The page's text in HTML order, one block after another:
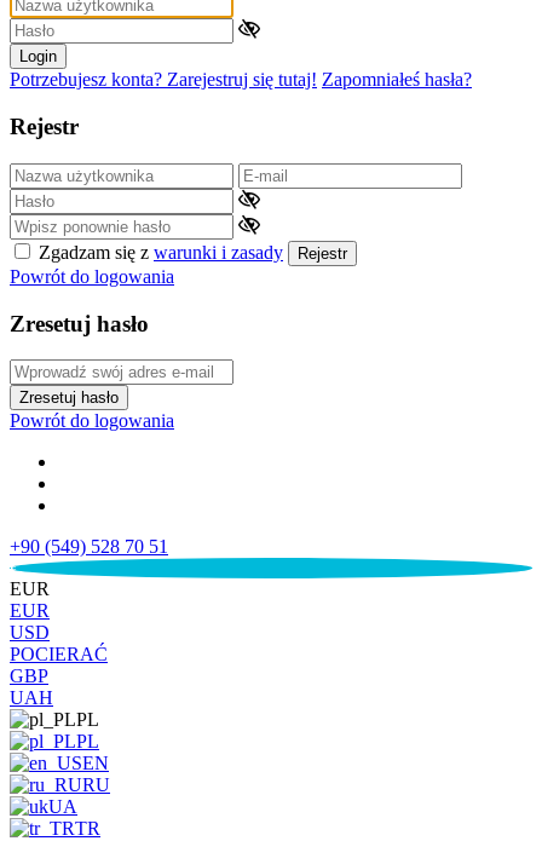
Login
Potrzebujesz konta? Zarejestruj się tutaj! Zapomniałeś hasła?
Rejestr
Zgadzam się z warunki i zasady Rejestr
Powrót do logowania
Zresetuj hasło
Zresetuj hasło
Powrót do logowania
+90 (549) 528 70 51
€
EUR
EUR
USD
POCIERAĆ
GBP
UAH
PL
PL
EN
RU
UA
TR